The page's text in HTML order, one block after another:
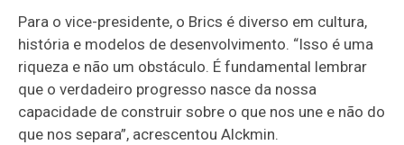
Para o vice-presidente, o Brics é diverso em cultura,
história e modelos de desenvolvimento. “Isso é uma
riqueza e não um obstáculo. É fundamental lembrar
que o verdadeiro progresso nasce da nossa
capacidade de construir sobre o que nos une e não do
que nos separa”, acrescentou Alckmin.